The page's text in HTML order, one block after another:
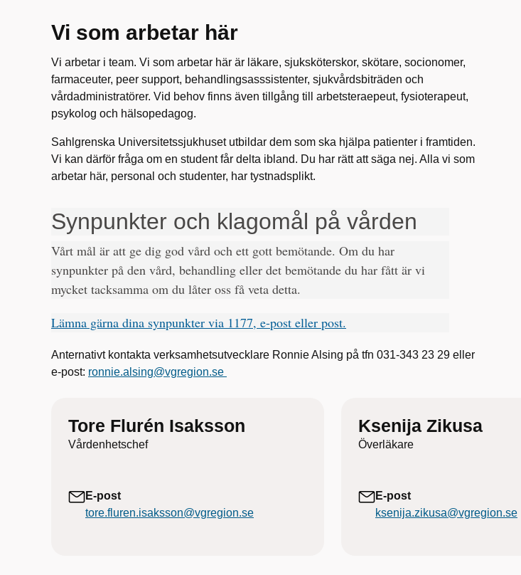
Vi som arbetar här
Vi arbetar i team. Vi som arbetar här är läkare, sjuksköterskor, skötare, socionomer,
farmaceuter, peer support, behandlingsasssistenter, sjukvårdsbiträden och
vårdadministratörer. Vid behov finns även tillgång till arbetsteraepeut, fysioterapeut,
psykolog och hälsopedagog.
Sahlgrenska Universitetssjukhuset utbildar dem som ska hjälpa patienter i framtiden.
Vi kan därför fråga om en student får delta ibland. Du har rätt att säga nej. Alla vi som
arbetar här, personal och studenter, har tystnadsplikt.
Synpunkter och klagomål på vården
Vårt mål är att ge dig god vård och ett gott bemötande. Om du har
synpunkter på den vård, behandling eller det bemötande du har fått är vi
mycket tacksamma om du låter oss få veta detta.
Lämna gärna dina synpunkter via 1177, e-post eller post.
Anternativt kontakta verksamhetsutvecklare Ronnie Alsing på tfn 031-343 23 29 eller
e-post: ronnie.alsing@vgregion.se
Tore Flurén Isaksson
Vårdenhetschef
E-post
tore.fluren.isaksson@vgregion.se
Ksenija Zikusa
Överläkare
E-post
ksenija.zikusa@vgregion.se